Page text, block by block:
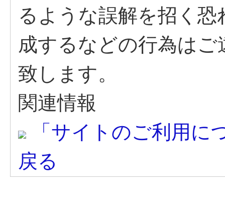
るような誤解を招く
成するなどの行為は
致します。
関連情報
「サイトのご利用
戻る